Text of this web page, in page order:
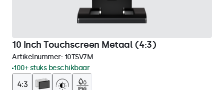
10 Inch Touchscreen Metaal (4:3)
Artikelnummer: 10TSV7M
100+ stuks beschikbaar